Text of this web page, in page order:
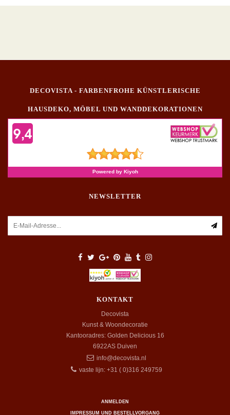
DECOVISTA - FARBENFROHE KÜNSTLERISCHE
HAUSDEKO, MÖBEL UND WANDDEKORATIONEN
NEWSLETTER
KONTAKT
Decovista
Kunst & Woondecoratie
Kantooradres: Golden Delicious 16
6922AS Duiven
info@decovista.nl
vaste lijn: +31 ( 0)316 249759
ANMELDEN
IMPRESSUM UND BESTELLVORGANG